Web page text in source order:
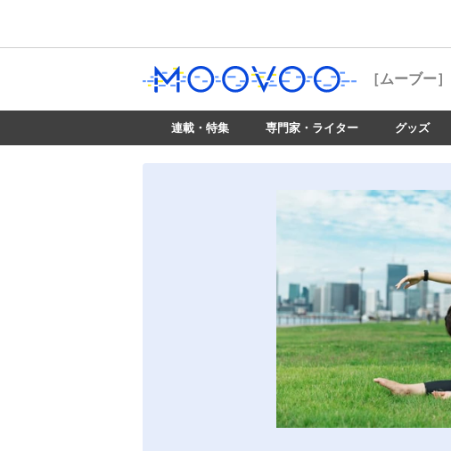
［ムーブー］
連載・特集 専門家・ライター グッズ